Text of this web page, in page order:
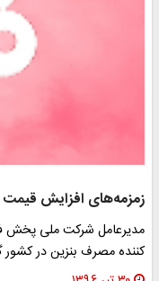
زمزمه‌های افزایش قیمت
مدیرعامل شرکت ملی پخش
کننده مصرف بنزین در کشور